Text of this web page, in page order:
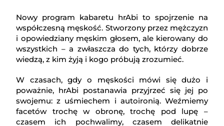
Nowy program kabaretu hrAbi to spojrzenie na
współczesną męskość. Stworzony przez mężczyzn
i opowiedziany męskim głosem, ale kierowany do
wszystkich – a zwłaszcza do tych, którzy dobrze
wiedzą, z kim żyją i kogo próbują zrozumieć.
W czasach, gdy o męskości mówi się dużo i
poważnie, hrAbi postanawia przyjrzeć się jej po
swojemu: z uśmiechem i autoironią. Weźmiemy
facetów trochę w obronę, trochę pod lupę –
czasem ich pochwalimy, czasem delikatnie